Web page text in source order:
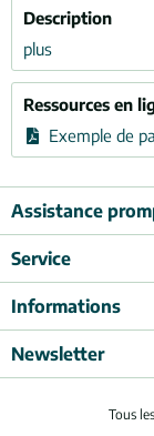
Description
plus
Ressources en
Exemple de
Assistance
Service
Informations
Newsletter
Tous